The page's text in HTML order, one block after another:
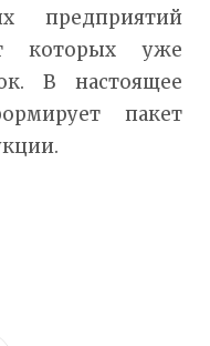
предприятий
которых уже
В настоящее
пакет